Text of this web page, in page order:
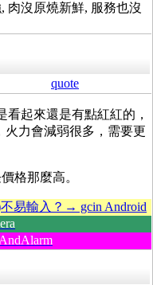
肉沒原燒新鮮, 服務也沒
quote
起來還是有點紅紅的，
火力會減弱很多，需要更
格那麼高。
易輸入？→ gcin Android